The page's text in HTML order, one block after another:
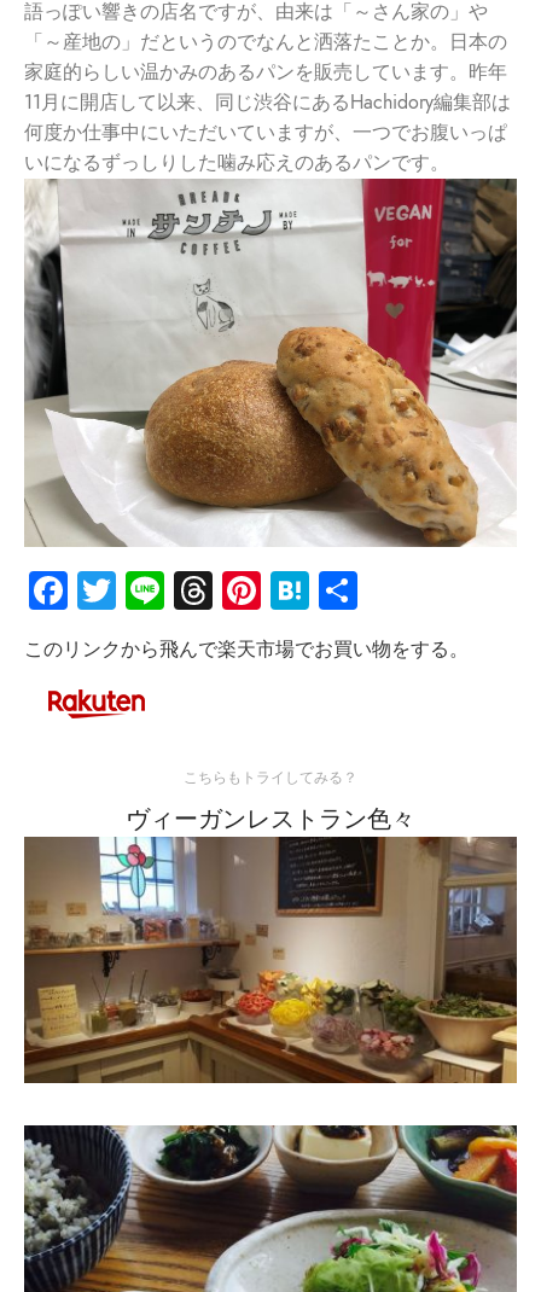
語っぽい響きの店名ですが、由来は「～さん家の」や
「～産地の」だというのでなんと洒落たことか。日本の
家庭的らしい温かみのあるパンを販売しています。昨年
11月に開店して以来、同じ渋谷にあるHachidory編集部は
何度か仕事中にいただいていますが、一つでお腹いっぱ
いになるずっしりした噛み応えのあるパンです。
Facebook
Twitter
LineThreads
Pinterest
Hatena
有
このリンクから飛んで楽天市場でお買い物をする。
こちらもトライしてみる？
ヴィーガンレストラン色々